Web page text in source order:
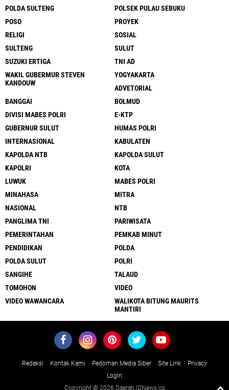
POLDA SULTENG
POLSEK PULAU SEBUKU
POSO
PROYEK
RELIGI
SOSIAL
SULTENG
SULUT
SUZUKI ERTIGA
TNI AD
WAKIL GUBERMUR STEVEN
KANDOUW
YOGYAKARTA
ADVETORIAL
BANGGAI
BOLMUD
DIVISI MABES POLRI
E-KTP
GUBERNUR SULUT
HUMAS POLRI
INTERNASIONAL
KABULATEN
KAPOLDA NTB
KAPOLDA SULUT
KAPOLRI
KOTA
LUWUK
MABES POLRI
MINAHASA
MITRA
NASIONAL
NTB
PANGLIMA TNI
PARIWISATA
PEMERINTAHAN
PEMKAB MINUT
PENDIDIKAN
POLDA
POLDA SULUT
POLRI
SANGIHE
TALAUD
TOMOHON
VIDEO
VIDEO WAWANCARA
WALIKOTA BITUNG MAURITS
MANTIRI
Redaksi Kontak Kami Pedoman Media Siber Site Link
Privacy
LogIn
Copyright © 2026 Daerah IDNews.co